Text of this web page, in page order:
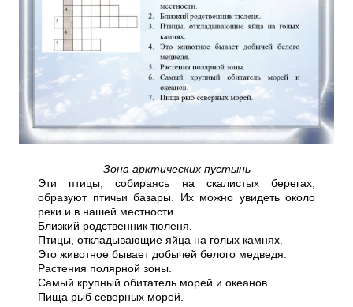
Зона арктических пустынь
Эти птицы, собираясь на скалистых берегах,
образуют птичьи базары. Их можно увидеть около
реки и в нашей местности.
Близкий родственник тюленя.
Птицы, откладывающие яйца на голых камнях.
Это животное бывает добычей белого медведя.
Растения полярной зоны.
Самый крупный обитатель морей и океанов.
Пища рыб северных морей.